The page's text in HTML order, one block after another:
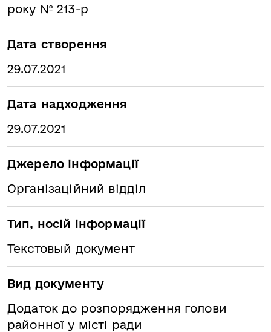
року № 213-р
Дата створення
29.07.2021
Дата надходження
29.07.2021
Джерело інформації
Організаційний відділ
Тип, носій інформації
Текстовый документ
Вид документу
Додаток до розпорядження голови
районної у місті ради